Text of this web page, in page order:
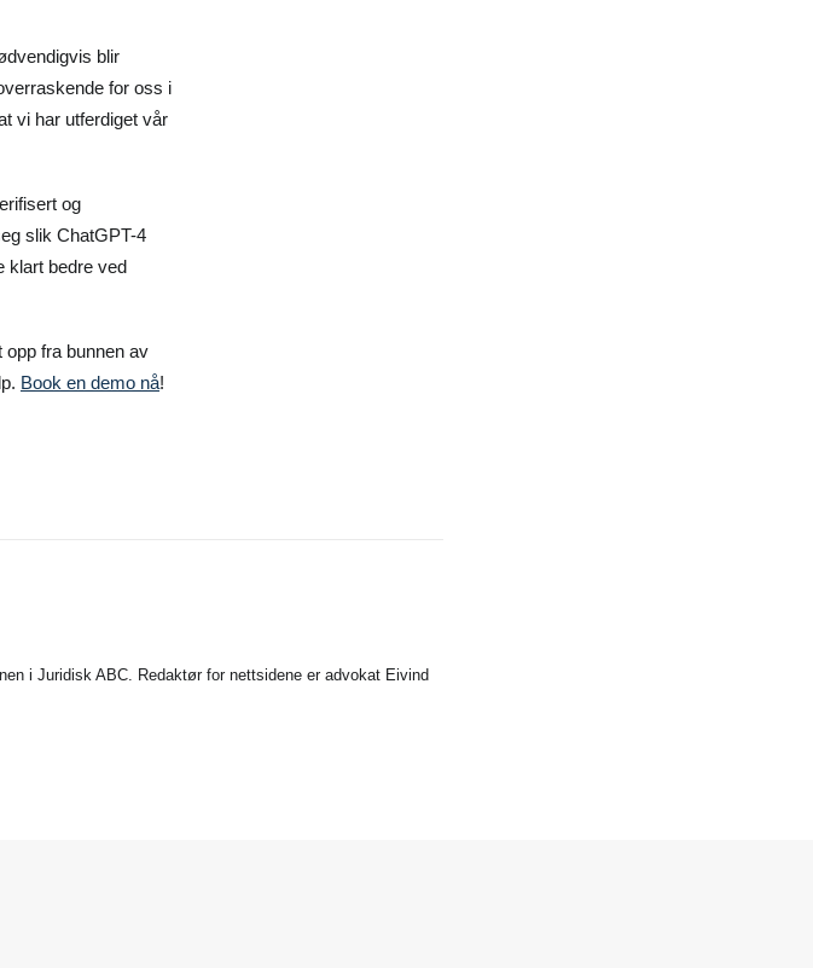
blir
for oss i
vi har utferdiget vår
og
slik ChatGPT-4
klart bedre ved
opp fra bunnen av
Book en demo nå!
i Juridisk ABC. Redaktør for nettsidene er advokat Eivind